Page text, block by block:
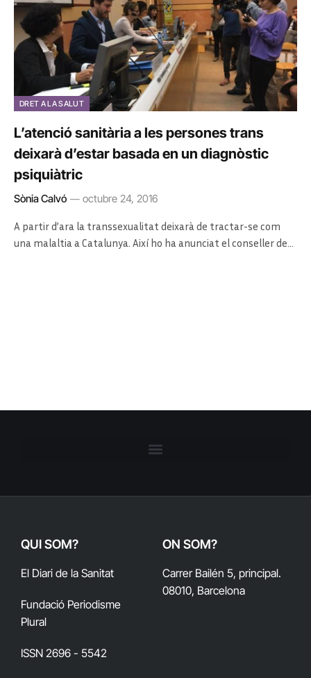
DRET A LA SALUT
L’atenció sanitària a les persones trans
deixarà d’estar basada en un diagnòstic
psiquiàtric
Sònia Calvó octubre 24, 2016
A partir d’ara la transsexualitat deixarà de tractar-se com
una malaltia a Catalunya. Així ho ha anunciat el conseller de…
QUI SOM?
El Diari de la Sanitat
Fundació Periodisme
Plural
ISSN 2696 - 5542
ON SOM?
Carrer Bailén 5, principal.
08010, Barcelona